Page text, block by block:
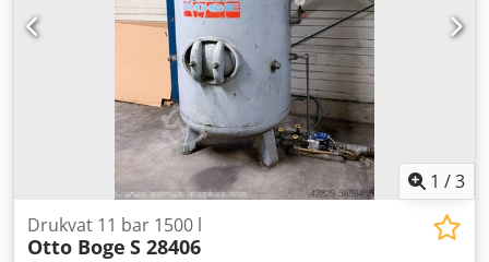
1 /3
Drukvat 11 bar 1500 l
Otto Boge S 28406